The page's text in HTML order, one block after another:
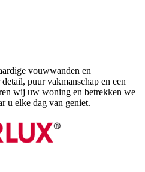
vouwwanden en
puur vakmanschap en een
wij uw woning en betrekken we
u elke dag van geniet.